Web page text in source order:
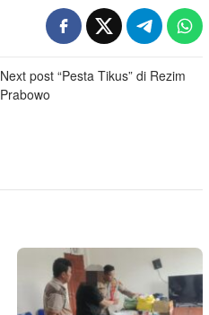
Next post “Pesta Tikus” di Rezim
Prabowo